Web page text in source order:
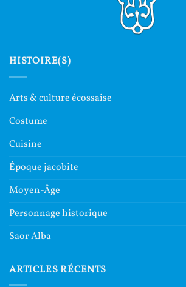
HISTOIRE(S)
Arts & culture écossaise
Costume
Cuisine
Époque jacobite
Moyen-Âge
Personnage historique
Saor Alba
ARTICLES RÉCENTS